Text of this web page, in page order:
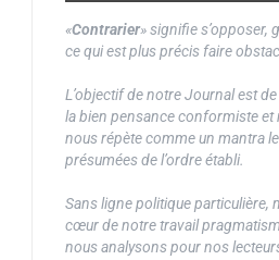
«Contrarier» signifie s’opposer,
ce qui est plus précis faire
L’objectif de notre Journal est
la bien pensance conformiste et
nous répète comme un mantra
présumées de l’ordre établi.
Sans ligne politique particulière,
cœur de notre travail
nous analysons pour nos